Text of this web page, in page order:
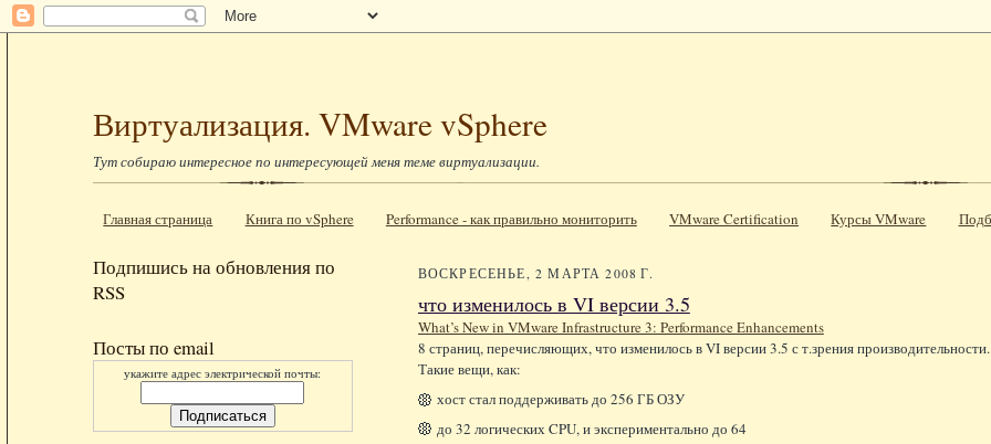
Виртуализация. VMware vSphere
Тут собираю интересное по интересующей меня теме виртуализации.
Главная страница Книга по vSphere Performance - как правильно мониторить VMware Certification Курсы VMware
Подпишись на обновления по
RSS
Посты по email
укажите адрес электрической почты:
ВОСКРЕСЕНЬЕ, 2 МАРТА 2008 Г.
что изменилось в VI версии 3.5
What’s New in VMware Infrastructure 3: Performance Enhancements
8 страниц, перечисляющих, что изменилось в VI версии 3.5 с т.зрения производительности.
Такие вещи, как:
хост стал поддерживать до 256 ГБ ОЗУ
до 32 логических CPU, и экспериментально до 64